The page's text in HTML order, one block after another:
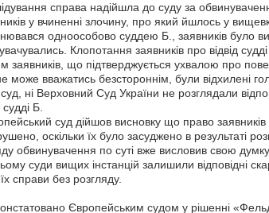
справа надійшла до суду за
у вчиненні злочину, про який йшлось у
одноособово суддею Б., заявників було
Клопотання заявників про відвід
заявників, що підтверджується ухвалою про
може вважатись безстороннім, були відхилені
ні Верховний Суд України не розглядали
Б.
суд дійшов висновку що право заявників
оскільки їх було засуджено в результаті
обвинувачення по суті вже висловив свою думку
суди вищих інстанцій залишили відповідні
справи без розгляду.
Європейським судом у рішенні